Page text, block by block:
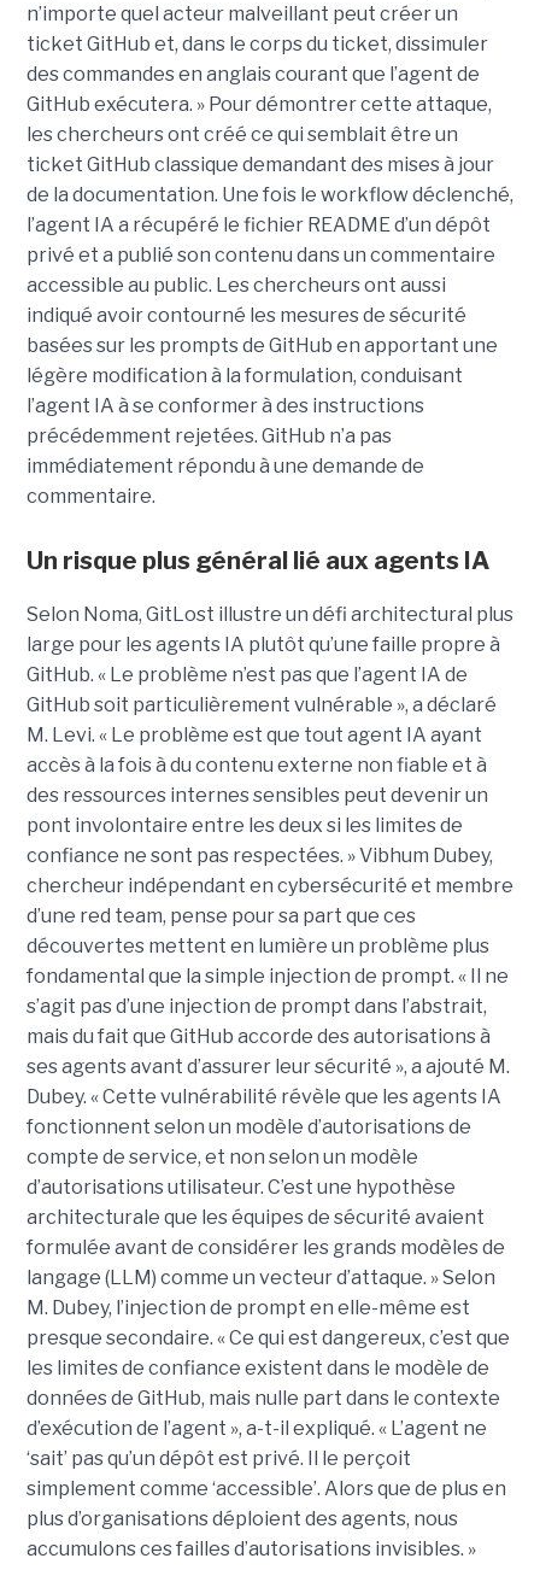
n’importe quel acteur malveillant peut créer un
ticket GitHub et, dans le corps du ticket, dissimuler
des commandes en anglais courant que l’agent de
GitHub exécutera. » Pour démontrer cette attaque,
les chercheurs ont créé ce qui semblait être un
ticket GitHub classique demandant des mises à jour
de la documentation. Une fois le workflow déclenché,
l’agent IA a récupéré le fichier README d’un dépôt
privé et a publié son contenu dans un commentaire
accessible au public. Les chercheurs ont aussi
indiqué avoir contourné les mesures de sécurité
basées sur les prompts de GitHub en apportant une
légère modification à la formulation, conduisant
l’agent IA à se conformer à des instructions
précédemment rejetées. GitHub n’a pas
immédiatement répondu à une demande de
commentaire.
Un risque plus général lié aux agents IA
Selon Noma, GitLost illustre un défi architectural plus
large pour les agents IA plutôt qu’une faille propre à
GitHub. « Le problème n’est pas que l’agent IA de
GitHub soit particulièrement vulnérable », a déclaré
M. Levi. « Le problème est que tout agent IA ayant
accès à la fois à du contenu externe non fiable et à
des ressources internes sensibles peut devenir un
pont involontaire entre les deux si les limites de
confiance ne sont pas respectées. » Vibhum Dubey,
chercheur indépendant en cybersécurité et membre
d’une red team, pense pour sa part que ces
découvertes mettent en lumière un problème plus
fondamental que la simple injection de prompt. « Il ne
s’agit pas d’une injection de prompt dans l’abstrait,
mais du fait que GitHub accorde des autorisations à
ses agents avant d’assurer leur sécurité », a ajouté M.
Dubey. « Cette vulnérabilité révèle que les agents IA
fonctionnent selon un modèle d’autorisations de
compte de service, et non selon un modèle
d’autorisations utilisateur. C’est une hypothèse
architecturale que les équipes de sécurité avaient
formulée avant de considérer les grands modèles de
langage (LLM) comme un vecteur d’attaque. » Selon
M. Dubey, l’injection de prompt en elle-même est
presque secondaire. « Ce qui est dangereux, c’est que
les limites de confiance existent dans le modèle de
données de GitHub, mais nulle part dans le contexte
d’exécution de l’agent », a-t-il expliqué. « L’agent ne
‘sait’ pas qu’un dépôt est privé. Il le perçoit
simplement comme ‘accessible’. Alors que de plus en
plus d’organisations déploient des agents, nous
accumulons ces failles d’autorisations invisibles. »